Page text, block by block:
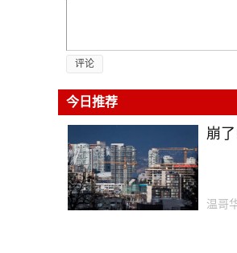
评论
今日推荐
崩
温哥